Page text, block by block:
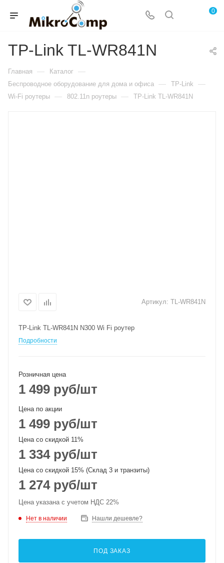
0
TP-Link TL-WR841N
Главная — Каталог —
Беспроводное оборудование для дома и офиса — TP-Link —
Wi-Fi роутеры — 802.11n роутеры — TP-Link TL-WR841N
Артикул: TL-WR841N
TP-Link TL-WR841N N300 Wi Fi роутер
Подробности
Розничная цена
1 499 руб/шт
Цена по акции
1 499 руб/шт
Цена со скидкой 11%
1 334руб/шт
Цена со скидкой 15% (Склад 3 и транзиты)
1 274руб/шт
Цена указана с учетом НДС 22%
Нет в наличии Нашли дешевле?
ПОД ЗАКАЗ